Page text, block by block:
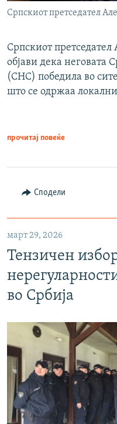
Српскиот претседател
Српскиот
објави дека неговата
(СНС) победила во
што се одржаа
прочитај повеќе
Сподели
март 29, 2026
Тензичен
во Србија